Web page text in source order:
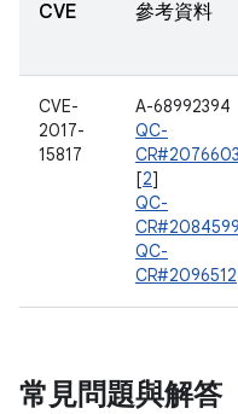
CVE 參考資料
CVE-
2017-
15817
A-68992394
QC-
CR#2076603
[2]
QC-
CR#2084599
QC-
CR#2096512
常見問題與解答